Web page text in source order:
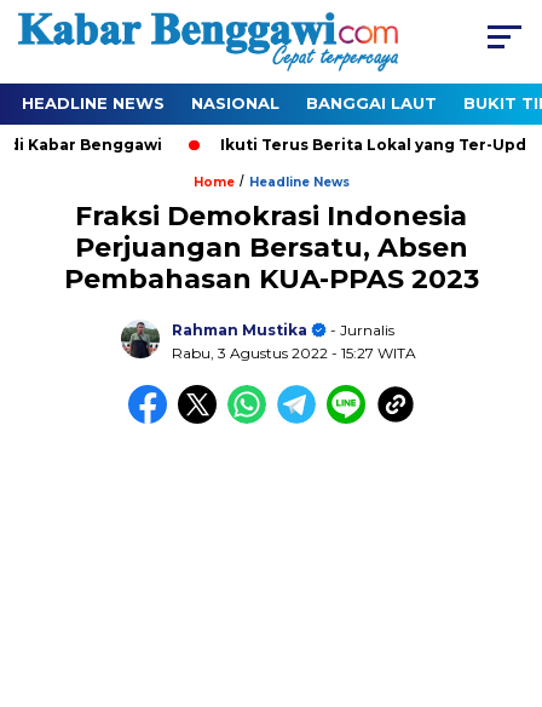
HEADLINE NEWS NASIONAL BANGGAI LAUT BUKIT
Kabar Benggawi Ikuti Terus Berita Lokal yang Ter-
Home/ Headline News
Fraksi Demokrasi Indonesia
Perjuangan Bersatu, Absen
Pembahasan KUA-PPAS 2023
Rahman Mustika
- Jurnalis
Rabu, 3 Agustus 2022 - 15:27 WITA